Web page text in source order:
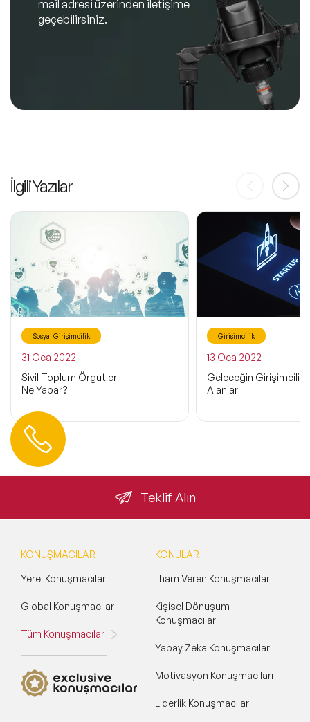
mail adresi üzerinden iletişime
geçebilirsiniz.
İlgili Yazılar
Sosyal Girişimcilik
31 Oca 2022
Sivil Toplum Örgütleri
Ne Yapar?
Girişimcilik
13 Oca 2022
Geleceğin Girişimcilik
Alanları
Teklif Alın
Hemen Ulaşın
KONUŞMACILAR
Yerel Konuşmacılar
Global Konuşmacılar
Tüm Konuşmacılar
KONULAR
İlham Veren Konuşmacılar
Kişisel Dönüşüm
Konuşmacıları
Yapay Zeka Konuşmacıları
Motivasyon Konuşmacıları
Liderlik Konuşmacıları